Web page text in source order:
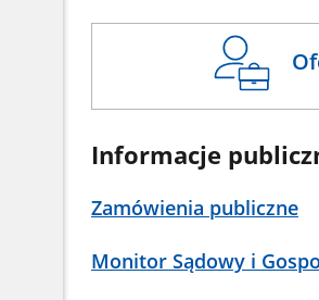
Informacje
Zamówienia publiczne
Monitor Sądowy i